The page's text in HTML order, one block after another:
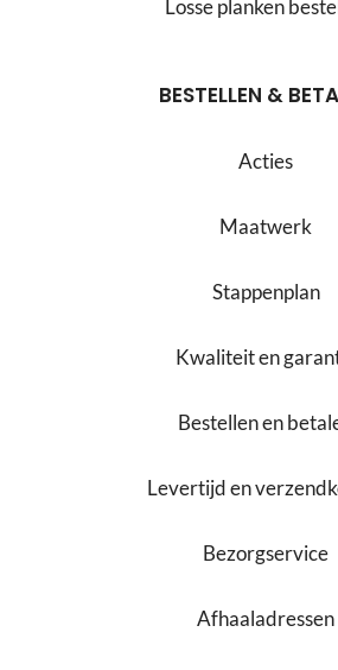
Losse planken
BESTELLEN &
Acties
Maatwerk
Stappenplan
Kwaliteit en
Bestellen en
Levertijd en
Bezorgservice
Afhaaladressen